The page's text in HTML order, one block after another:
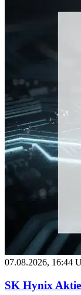
07.08.2026, 16:44
SK Hynix